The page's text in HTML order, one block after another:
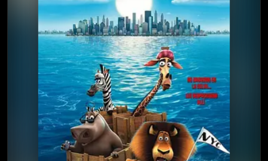
⭐️ 评分：6.9 | 🎬 2005年
夸克网盘